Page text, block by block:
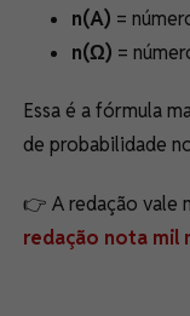
n(A) =
n(Ω) =
Essa é a fórmula
de probabilidade
👉 A redação vale
redação nota mil